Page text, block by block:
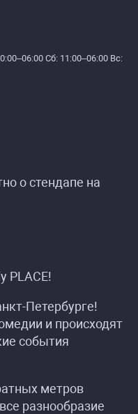
Сб: 11:00–06:00 Вс:
о стендапе на
PLACE!
Петербурге!
и происходят
события
метров
разнообразие